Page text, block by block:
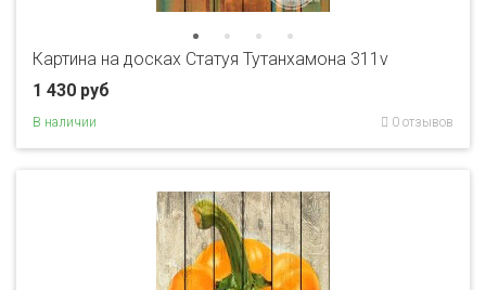
Картина на досках Статуя Тутанхамона 311v
1 430 руб
В наличии 0 отзывов